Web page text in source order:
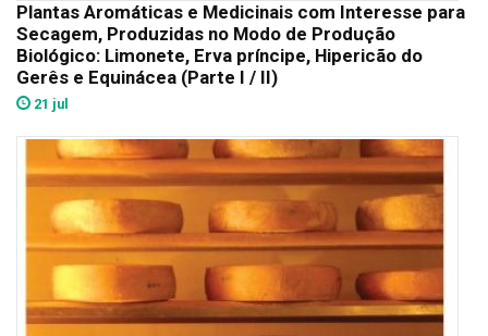
Plantas Aromáticas e Medicinais com Interesse para
Secagem, Produzidas no Modo de Produção
Biológico: Limonete, Erva príncipe, Hipericão do
Gerês e Equinácea (Parte I / II)
21 jul